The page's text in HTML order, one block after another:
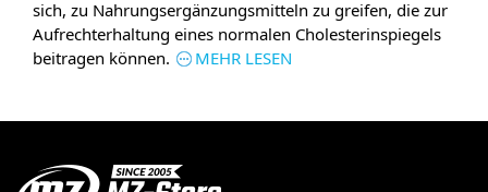
sich, zu Nahrungsergänzungsmitteln zu greifen, die zur
Aufrechterhaltung eines normalen Cholesterinspiegels
beitragen können.
MEHR LESEN